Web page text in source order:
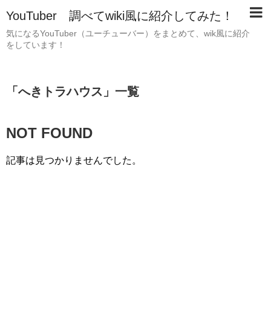
YouTuber 調べてwiki風に紹介してみた！
気になるYouTuber（ユーチューバー）をまとめて、wik風に紹介
をしています！
「 へきトラハウス 」 一覧
NOT FOUND
記事は見つかりませんでした。